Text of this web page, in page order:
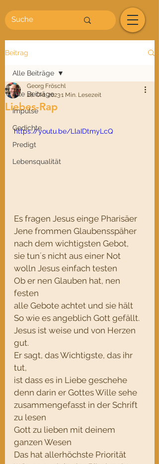
Beitrag
Alle Beiträge
Impulse
Gedichte
Predigt
Lebensqualität
Alle Beiträge
Liebes-Rap
Georg Fröschl
28. Okt. 20231 Min. Lesezeit
https://youtu.be/LlaIDtmyLcQ
Es fragen Jesus einge Pharisäer
Jene frommen Glaubensspäher
nach dem wichtigsten Gebot,
sie tun´s nicht aus einer Not
wolln Jesus einfach testen
Ob er nen Glauben hat, nen
festen
alle Gebote achtet und sie hält
So wie es angeblich Gott gefällt.
Jesus ist weise und von Herzen
gut.
Er sagt, das Wichtigste, das ihr
tut,
ist dass es in Liebe geschehe
denn darin er Gottes Wille sehe
zusammengefasst in der Schrift
zu lesen
Gott zu lieben mit deinem
ganzen Wesen
Das hat allerhöchste Priorität